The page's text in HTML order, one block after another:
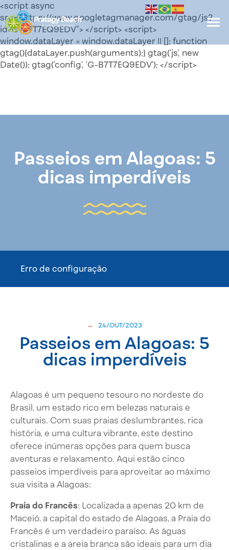
<script async
src="https://www.googletagmanager.com/gtag/js?
id=G-B7T7EQ9EDV"> </script> <script>
window.dataLayer = window.dataLayer || []; function
gtag(){dataLayer.push(arguments);} gtag('js', new
Date()); gtag('config', 'G-B7T7EQ9EDV'); </script>
Passeios em Alagoas: 5
dicas imperdíveis
Erro de configuração
- 24/OUT/2023
Passeios em Alagoas: 5
dicas imperdíveis
Alagoas é um pequeno tesouro no nordeste do
Brasil, um estado rico em belezas naturais e
culturais. Com suas praias deslumbrantes, rica
história, e uma cultura vibrante, este destino
oferece inúmeras opções para quem busca
aventuras e relaxamento. Aqui estão cinco
passeios imperdíveis para aproveitar ao máximo
sua visita a Alagoas:
Praia do Francês: Localizada a apenas 20 km de
Maceió, a capital do estado de Alagoas, a Praia do
Francês é um verdadeiro paraíso. As águas
cristalinas e a areia branca são ideais para um dia